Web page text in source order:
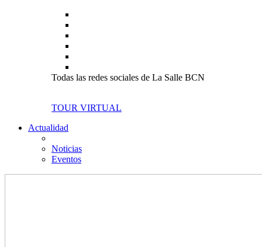
Todas las redes sociales de La Salle BCN
TOUR VIRTUAL
Actualidad
Noticias
Eventos